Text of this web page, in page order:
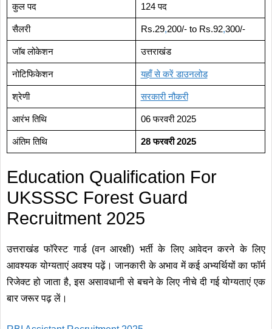
कुल पद 124 पद
सैलरी Rs.29,200/- to Rs.92,300/-
जॉब लोकेशन उत्तराखंड
नोटिफिकेशन यहाँ से करें डाउनलोड
श्रेणी सरकारी नौकरी
आरंभ तिथि 06 फरवरी 2025
अंतिम तिथि 28 फरवरी 2025
Education Qualification For
UKSSSC Forest Guard
Recruitment 2025
उत्तराखंड फॉरेस्ट गार्ड (वन आरक्षी) भर्ती के लिए आवेदन करने के लिए
आवश्यक योग्यताएं अवश्य पढ़ें। जानकारी के अभाव में कई अभ्यर्थियों का फॉर्म
रिजेक्ट हो जाता है, इस असावधानी से बचने के लिए नीचे दी गई योग्यताएं एक
बार जरूर पढ़ लें।